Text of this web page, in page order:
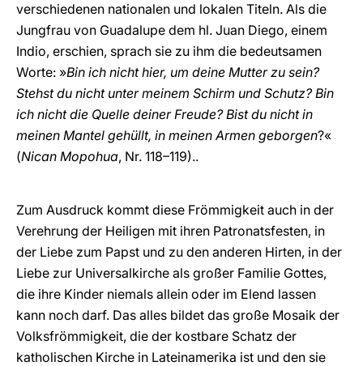
verschiedenen nationalen und lokalen Titeln. Als die
Jungfrau von Guadalupe dem hl. Juan Diego, einem
Indio, erschien, sprach sie zu ihm die bedeutsamen
Worte: »Bin ich nicht hier, um deine Mutter zu sein?
Stehst du nicht unter meinem Schirm und Schutz? Bin
ich nicht die Quelle deiner Freude? Bist du nicht in
meinen Mantel gehüllt, in meinen Armen geborgen?«
(Nican Mopohua, Nr. 118–119)..
Zum Ausdruck kommt diese Frömmigkeit auch in der
Verehrung der Heiligen mit ihren Patronatsfesten, in
der Liebe zum Papst und zu den anderen Hirten, in der
Liebe zur Universalkirche als großer Familie Gottes,
die ihre Kinder niemals allein oder im Elend lassen
kann noch darf. Das alles bildet das große Mosaik der
Volksfrömmigkeit, die der kostbare Schatz der
katholischen Kirche in Lateinamerika ist und den sie